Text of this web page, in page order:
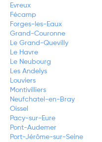
Evreux
Fécamp
Forges-les-Eaux
Grand-Couronne
Le Grand-Quevilly
Le Havre
Le Neubourg
Les Andelys
Louviers
Montivilliers
Neufchatel-en-Bray
Oissel
Pacy-sur-Eure
Pont-Audemer
Port-Jérôme-sur-Seine